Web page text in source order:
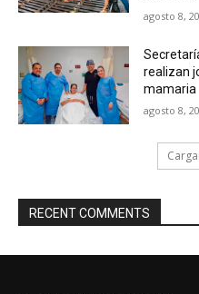
agosto 8,
realizan
mamaria
agosto 8,
RECENT COMMENTS